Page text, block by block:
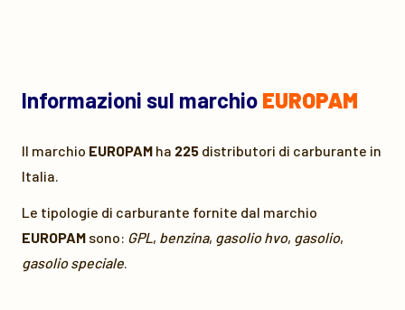
Informazioni sul marchio EUROPAM
Il marchio EUROPAM ha 225 distributori di carburante in
Italia.
Le tipologie di carburante fornite dal marchio
EUROPAM sono: GPL, benzina, gasolio hvo, gasolio,
gasolio speciale.